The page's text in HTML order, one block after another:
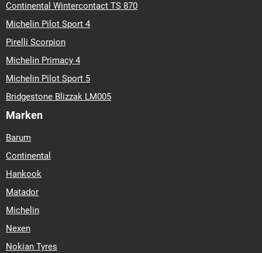
Continental Wintercontact TS 870
Michelin Pilot Sport 4
Pirelli Scorpion
Michelin Primacy 4
Michelin Pilot Sport 5
Bridgestone Blizzak LM005
Marken
Barum
Continental
Hankook
Matador
Michelin
Nexen
Nokian Tyres